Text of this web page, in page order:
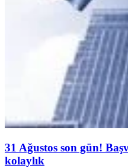
31 Ağustos son gün!
kolaylık